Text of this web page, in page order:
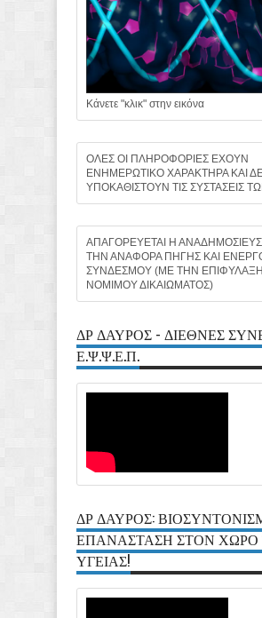
Κάνετε "κλικ" στην εικόνα
ΟΛΕΣ ΟΙ ΠΛΗΡΟΦΟΡΙΕΣ ΕΧΟΥΝ
ΕΝΗΜΕΡΩΤΙΚΟ ΧΑΡΑΚΤΗΡΑ ΚΑΙ
ΥΠΟΚΑΘΙΣΤΟΥΝ ΤΙΣ ΣΥΣΤΑΣΕΙΣ
ΑΠΑΓΟΡΕΥΕΤΑΙ Η
ΤΗΝ ΑΝΑΦΟΡΑ ΠΗΓΗΣ ΚΑΙ
ΣΥΝΔΕΣΜΟΥ (ΜΕ ΤΗΝ ΕΠΙΦΥΛΑΞΗ
ΝΟΜΙΜΟΥ ΔΙΚΑΙΩΜΑΤΟΣ)
ΔΡ ΔΑΥΡΟΣ - ΔΙΕΘΝΕΣ
Ε.Ψ.Ψ.Ε.Π.
ΔΡ ΔΑΥΡΟΣ:
ΕΠΑΝΑΣΤΑΣΗ ΣΤΟΝ ΧΩΡΟ
ΥΓΕΙΑΣ!